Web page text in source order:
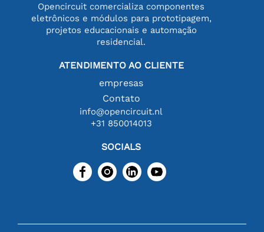
Opencircuit comercializa componentes
eletrônicos e módulos para prototipagem,
projetos educacionais e automação
residencial.
ATENDIMENTO AO CLIENTE
empresas
Contato
info@opencircuit.nl
+31 850014013
SOCIALS